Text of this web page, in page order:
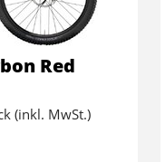
Red
(inkl. MwSt.)